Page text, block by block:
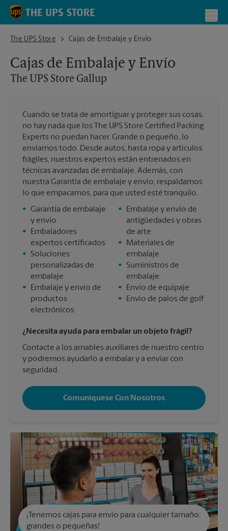
Skip to content
Return to Nav
The UPS Store
The UPS Store GallupCajas de Embalaje y Envío
Cajas de Embalaje y Envío
The UPS Store Gallup
Cuando se trata de amortiguar y proteger sus cosas,
no hay nada que los The UPS Store Certified Packing
Experts no puedan hacer. Grande o pequeño, lo
enviamos todo. Desde autos, hasta ropa y artículos
frágiles, nuestros expertos están entrenados en
técnicas avanzadas de embalaje. Además, con
nuestra Garantía de embalaje y envío, respaldamos
lo que empacamos, para que usted esté tranquilo.
• Garantía de embalaje
y envío
•
Embaladores
expertos certificados
•
Soluciones
personalizadas de
embalaje
•
Embalaje y envío de
productos
electrónicos
•
Embalaje y envío de
antigüedades y obras
de arte
•
Materiales de
embalaje
•
Suministros de
embalaje
•
Envío de equipaje
•
Envío de palos de golf
¿Necesita ayuda para embalar un objeto frágil?
Contacte a los amables auxiliares de nuestro centro
y podremos ayudarlo a embalar y a enviar con
seguridad.
Comuníquese Con Nosotros
¡Tenemos cajas para envío para cualquier tamaño:
grandes o pequeñas!